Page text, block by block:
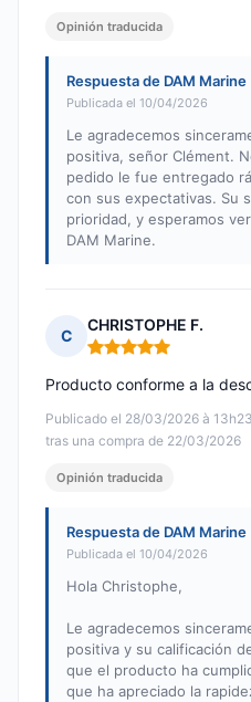
Opinión traducida
Respuesta de DAM Marine
Publicada el 10/04/2026
Le agradecemos
positiva, señor Clément.
pedido le fue entregado
con sus expectativas. Su
prioridad, y esperamos
DAM Marine.
C
CHRISTOPHE F.
Nota: 5 de 5
Publicado el 28/03/2026 à 13h23
tras una compra de 22/03/2026
Producto conforme a la
Opinión traducida
Respuesta de DAM Marine
Publicada el 10/04/2026
Hola Christophe,
Le agradecemos
positiva y su calificación
que el producto ha
que ha apreciado la